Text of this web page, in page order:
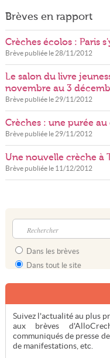
Brèves en rapport
Crèches écolos : Paris
Brève publiée le 28/11/2012
Le salon du livre
novembre au 3
Brève publiée le 29/11/2012
Crèches : une purée
Brève publiée le 29/11/2012
Une nouvelle crèche à
Brève publiée le 11/12/2012
Dans les brèves
Dans tout le site
Suivez l'actualité au plus
aux brèves
communiqués de presse
de manifestations, etc.